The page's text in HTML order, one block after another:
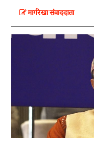
मार्गरेखा संवाददाता